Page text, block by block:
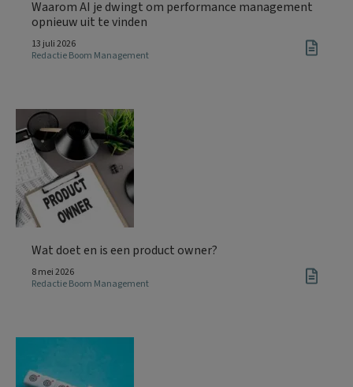
Waarom AI je dwingt om performance management
opnieuw uit te vinden
13 juli 2026
Redactie Boom Management
Wat doet en is een product owner?
8 mei 2026
Redactie Boom Management